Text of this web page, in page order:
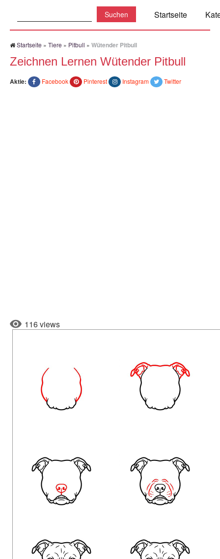
Startseite
Startseite » Tiere » Pitbull » Wütender Pitbull
Zeichnen Lernen Wütender Pitbull
Aktie: Facebook Pinterest Instagram Twitter
116 views